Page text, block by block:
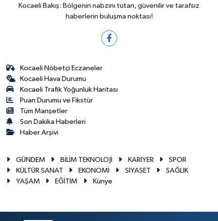
Kocaeli Bakış: Bölgenin nabzını tutan, güvenilir ve tarafsız
haberlerin buluşma noktası!
Kocaeli Nöbetçi Eczaneler
Kocaeli Hava Durumu
Kocaeli Trafik Yoğunluk Haritası
Puan Durumu ve Fikstür
Tüm Manşetler
Son Dakika Haberleri
Haber Arşivi
GÜNDEM BİLİM TEKNOLOJİ KARİYER
SPOR
KÜLTÜR SANAT
EKONOMİ SİYASET
SAĞLIK
YAŞAM
EĞİTİM Künye